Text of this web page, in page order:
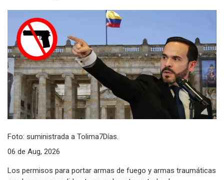
Foto: suministrada a Tolima7Días.
06 de Aug, 2026
Los permisos para portar armas de fuego y armas traumáticas